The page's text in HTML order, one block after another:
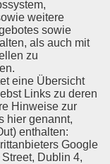
weitere
sowie
als auch mit
zu
eine Übersicht
Links zu deren
Hinweise zur
hier genannt,
enthalten:
Google
Dublin 4,